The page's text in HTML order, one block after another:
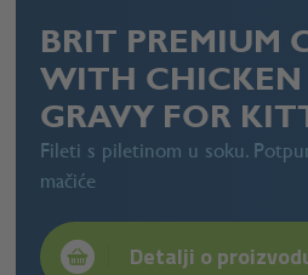
BRIT PREMIUM
WITH CHICKEN
GRAVY FOR
Fileti s piletinom u soku.
mačiće
Detalji o